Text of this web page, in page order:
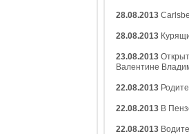
28.08.2013
28.08.2013
23.08.2013
Валентине
22.08.2013
22.08.2013 В
22.08.2013